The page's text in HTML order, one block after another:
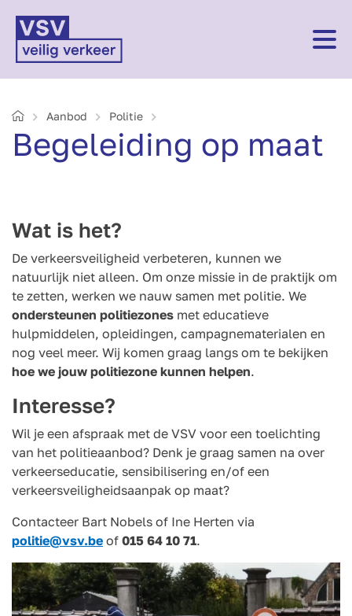
HomeAanbod Politie
Begeleiding op maat
Wat is het?
De verkeersveiligheid verbeteren, kunnen we
natuurlijk niet alleen. Om onze missie in de praktijk om
te zetten, werken we nauw samen met politie. We
ondersteunen politiezones met educatieve
hulpmiddelen, opleidingen, campagnematerialen en
nog veel meer. Wij komen graag langs om te bekijken
hoe we jouw politiezone kunnen helpen.
Interesse?
Wil je een afspraak met de VSV voor een toelichting
van het politieaanbod? Denk je graag samen na over
verkeerseducatie, sensibilisering en/of een
verkeersveiligheidsaanpak op maat?
Contacteer Bart Nobels of Ine Herten via
politie@vsv.be of 015 64 10 71.